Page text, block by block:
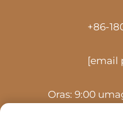
+86-
[email
Oras: 9:00